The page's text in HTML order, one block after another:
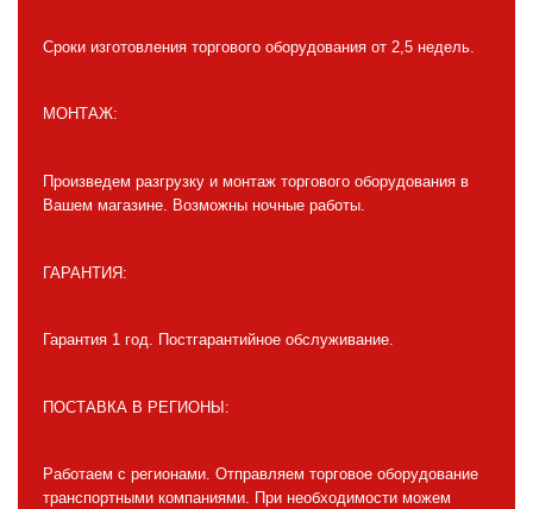
Сроки изготовления торгового оборудования от 2,5 недель.
МОНТАЖ:
Произведем разгрузку и монтаж торгового оборудования в
Вашем магазине. Возможны ночные работы.
ГАРАНТИЯ:
Гарантия 1 год. Постгарантийное обслуживание.
ПОСТАВКА В РЕГИОНЫ:
Работаем с регионами. Отправляем торговое оборудование
транспортными компаниями. При необходимости можем